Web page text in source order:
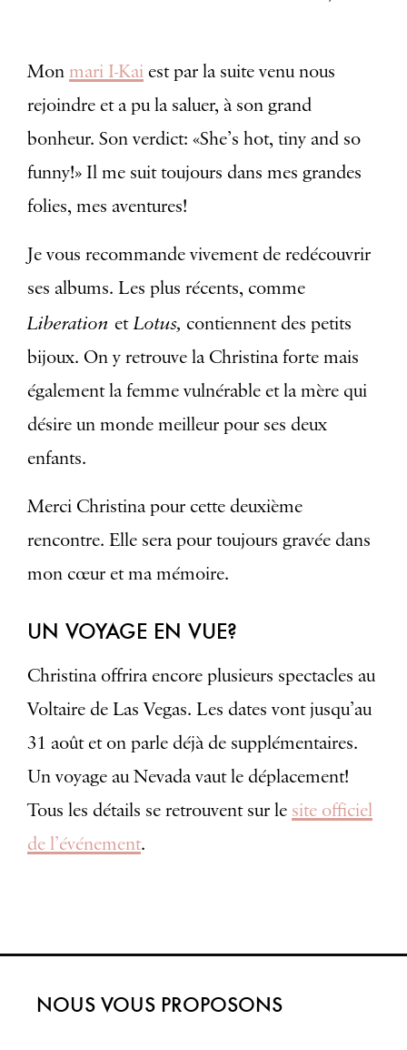
Mon mari I-Kaiest par la suite venu nous
rejoindre et a pu la saluer, à son grand
bonheur. Son verdict: «She’s hot, tiny and so
funny!» Il me suit toujours dans mes grandes
folies, mes aventures!
Je vous recommande vivement de redécouvrir
ses albums. Les plus récents, comme
Liberation etLotus, contiennent des petits
bijoux. On y retrouve la Christina forte mais
également la femme vulnérable et la mère qui
désire un monde meilleur pour ses deux
enfants.
Merci Christina pour cette deuxième
rencontre. Elle sera pour toujours gravée dans
mon cœur et ma mémoire.
UN VOYAGE EN VUE?
Christina offrira encore plusieurs spectacles au
Voltaire de Las Vegas. Les dates vont jusqu’au
31 août et on parle déjà de supplémentaires.
Un voyage au Nevada vaut le déplacement!
Tous les détails se retrouvent sur le site officiel
de l’événement.
NOUS VOUS PROPOSONS